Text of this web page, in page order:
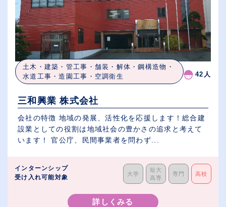
土木・建築・管工事・舗装・解体・鋼構造物・
水道工事・造園工事・空調衛生
42人
三和興業 株式会社
会社の特徴 地域の発展、活性化を応援します！総合建
設業としての役割は地域社会の豊かさの追求と考えて
います！ 官公庁、民間事業者を問わず...
インターンシップ
受け入れ可能対象
大学
短大
高専
専門 高校
詳しくみる